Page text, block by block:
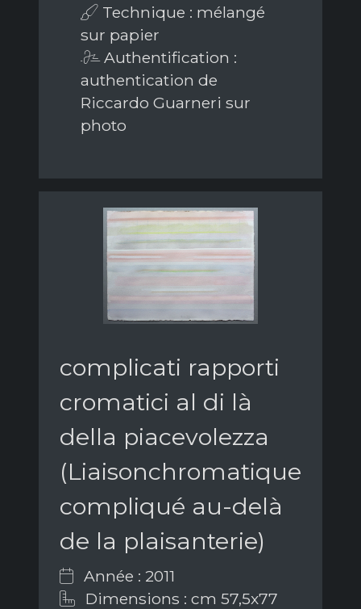
Technique : mélangé
sur papier
Authentification :
authentication de
Riccardo Guarneri sur
photo
complicati rapporti
cromatici al di là
della piacevolezza
(Liaisonchromatique
compliqué au-delà
de la plaisanterie)
Année : 2011
Dimensions : cm 57,5x77